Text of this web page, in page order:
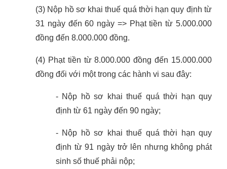
(3) Nộp hồ sơ khai thuế quá thời hạn quy định từ
31 ngày đến 60 ngày => Phạt tiền từ 5.000.000
đồng đến 8.000.000 đồng.
(4) Phạt tiền từ 8.000.000 đồng đến 15.000.000
đồng đối với một trong các hành vi sau đây:
- Nộp hồ sơ khai thuế quá thời hạn quy
định từ 61 ngày đến 90 ngày;
- Nộp hồ sơ khai thuế quá thời hạn quy
định từ 91 ngày trở lên nhưng không phát
sinh số thuế phải nộp;